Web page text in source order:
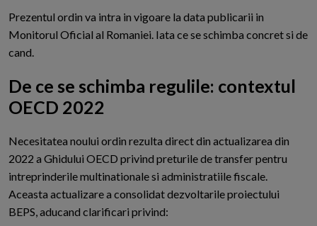
Prezentul ordin va intra in vigoare la data publicarii in
Monitorul Oficial al Romaniei. Iata ce se schimba concret si de
cand.
De ce se schimba regulile: contextul
OECD 2022
Necesitatea noului ordin rezulta direct din actualizarea din
2022 a Ghidului OECD privind preturile de transfer pentru
intreprinderile multinationale si administratiile fiscale.
Aceasta actualizare a consolidat dezvoltarile proiectului
BEPS, aducand clarificari privind: